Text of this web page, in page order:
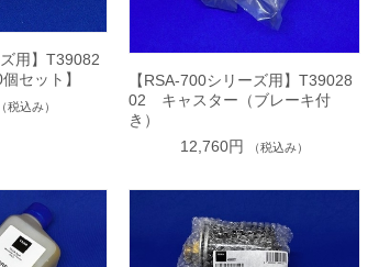
用】T39082
セット】
（税込み）
【RSA-700シリーズ用】T39028
02 キャスター（ブレーキ付
き）
12,760円
（税込み）